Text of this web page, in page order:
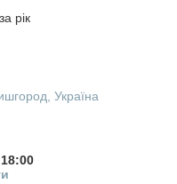
рік
Україна